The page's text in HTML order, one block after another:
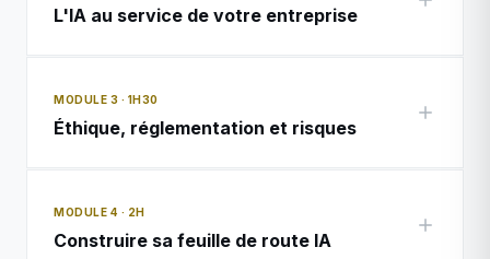
L'IA au service de votre entreprise
MODULE 3 · 1H30
Éthique, réglementation et risques
MODULE 4 · 2H
Construire sa feuille de route IA